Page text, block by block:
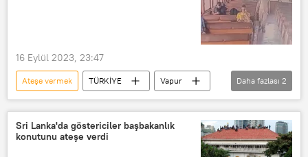
16 Eylül 2023, 23:47
Ateşe vermek TÜRKİYE
Vapur
Saç
Yakma
Daha fazlası 2
Sri Lanka'da göstericiler başbakanlık
konutunu ateşe verdi